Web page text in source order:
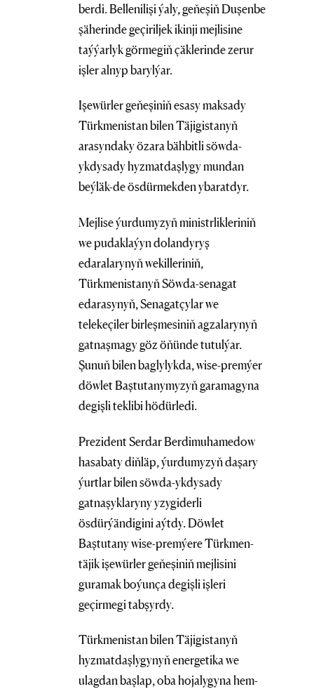
berdi. Bellenilişi ýaly, geňeşiň Duşenbe
şäherinde geçiriljek ikinji mejlisine
taýýarlyk görmegiň çäklerinde zerur
işler alnyp barylýar.
Işewürler geňeşiniň esasy maksady
Türkmenistan bilen Täjigistanyň
arasyndaky özara bähbitli söwda-
ykdysady hyzmatdaşlygy mundan
beýläk-de ösdürmekden ybaratdyr.
Mejlise ýurdumyzyň ministrlikleriniň
we pudaklaýyn dolandyryş
edaralarynyň wekilleriniň,
Türkmenistanyň Söwda-senagat
edarasynyň, Senagatçylar we
telekeçiler birleşmesiniň agzalarynyň
gatnaşmagy göz öňünde tutulýar.
Şunuň bilen baglylykda, wise-premýer
döwlet Baştutanymyzyň garamagyna
degişli teklibi hödürledi.
Prezident Serdar Berdimuhamedow
hasabaty diňläp, ýurdumyzyň daşary
ýurtlar bilen söwda-ykdysady
gatnaşyklaryny yzygiderli
ösdürýändigini aýtdy. Döwlet
Baştutany wise-premýere Türkmen-
täjik işewürler geňeşiniň mejlisini
guramak boýunça degişli işleri
geçirmegi tabşyrdy.
Türkmenistan bilen Täjigistanyň
hyzmatdaşlygynyň energetika we
ulagdan başlap, oba hojalygyna hem-